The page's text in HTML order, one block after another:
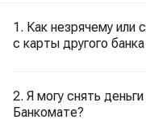
1. Как незрячему или
с карты другого
2. Я могу снять
Банкомате?